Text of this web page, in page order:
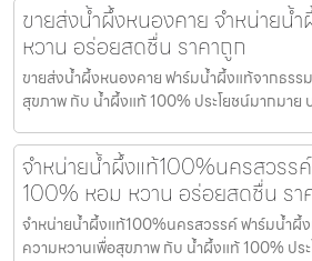
ขายส่งน้ำผึ้งหนองคาย จำหน่ายน้
หวาน อร่อยสดชื่น ราคาถูก
ขายส่งน้ำผึ้งหนองคาย ฟาร์มน้ำผึ้งแท้จากธรร
สุขภาพ กับ น้ำผึ้งแท้ 100% ประโยชน์มากมาย
จำหน่ายน้ำผึ้งแท้100%นครสวรร
100% หอม หวาน อร่อยสดชื่น รา
จำหน่ายน้ำผึ้งแท้100%นครสวรรค์ ฟาร์มน้ำผึ้
ความหวานเพื่อสุขภาพ กับ น้ำผึ้งแท้ 100% ปร